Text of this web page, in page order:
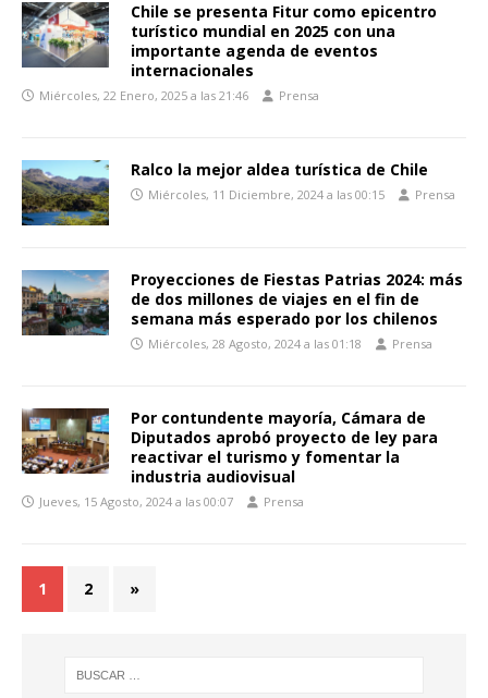
Chile se presenta Fitur como epicentro
turístico mundial en 2025 con una
importante agenda de eventos
internacionales
Miércoles, 22 Enero, 2025 a las 21:46 Prensa
Ralco la mejor aldea turística de Chile
Miércoles, 11 Diciembre, 2024 a las 00:15 Prensa
Proyecciones de Fiestas Patrias 2024: más
de dos millones de viajes en el fin de
semana más esperado por los chilenos
Miércoles, 28 Agosto, 2024 a las 01:18 Prensa
Por contundente mayoría, Cámara de
Diputados aprobó proyecto de ley para
reactivar el turismo y fomentar la
industria audiovisual
Jueves, 15 Agosto, 2024 a las 00:07 Prensa
1 2 »